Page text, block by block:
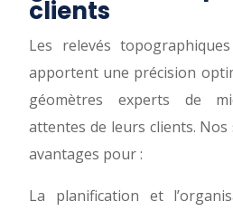
clients
Les relevés
apportent une précision
géomètres experts de
attentes de leurs clients.
avantages pour :
La planification et